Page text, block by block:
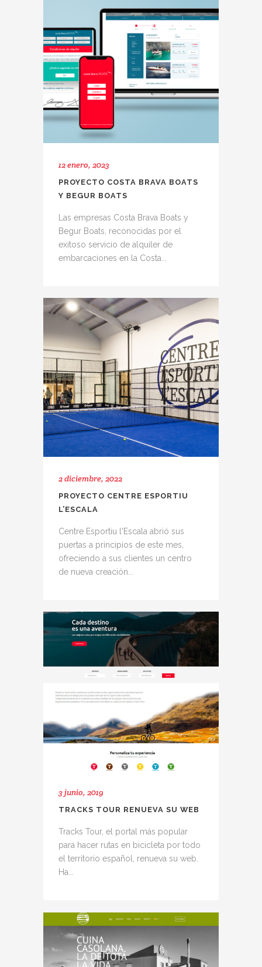
12 enero, 2023
PROYECTO COSTA BRAVA BOATS
Y BEGUR BOATS
Las empresas Costa Brava Boats y
Begur Boats, reconocidas por el
exitoso servicio de alquiler de
embarcaciones en la Costa...
2 diciembre, 2022
PROYECTO CENTRE ESPORTIU
L’ESCALA
Centre Esportiu l'Escala abrió sus
puertas a principios de este mes,
ofreciendo a sus clientes un centro
de nueva creación...
3 junio, 2019
TRACKS TOUR RENUEVA SU WEB
Tracks Tour, el portal más popular
para hacer rutas en bicicleta por todo
el territorio español, renueva su web.
Ha...